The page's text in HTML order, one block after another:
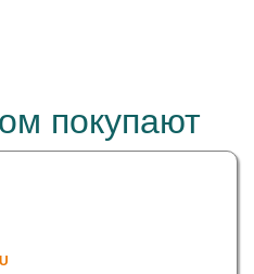
покупают